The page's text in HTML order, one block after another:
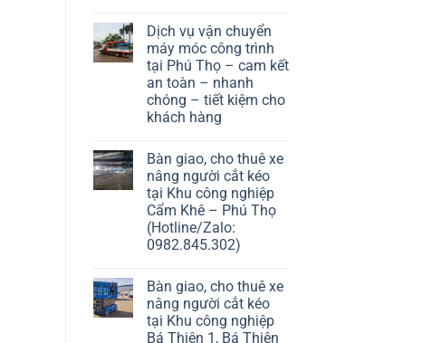
Dịch vụ vận chuyển
máy móc công trình
tại Phú Thọ – cam kết
an toàn – nhanh
chóng – tiết kiệm cho
khách hàng
Bàn giao, cho thuê xe
nâng người cắt kéo
tại Khu công nghiệp
Cẩm Khê – Phú Thọ
(Hotline/Zalo:
0982.845.302)
Bàn giao, cho thuê xe
nâng người cắt kéo
tại Khu công nghiệp
Bá Thiện 1, Bá Thiện